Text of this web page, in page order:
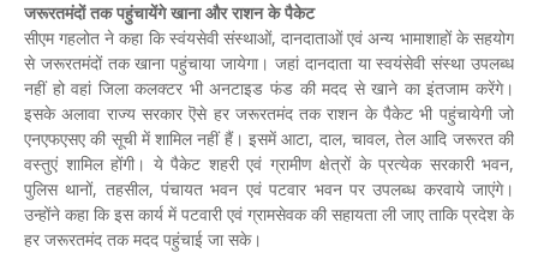
जरूरतमंदाें तक पहुंचायेंगे खाना और राशन के पैकेट
सीएम गहलोत ने कहा कि स्वंयसेवी संस्थाओं, दानदाताओं एवं अन्य भामाशाहों के सहयोग
से जरूरतमंदों तक खाना पहुंचाया जायेगा। जहां दानदाता या स्वयंसेवी संस्था उपलब्ध
नहीं हो वहां जिला कलक्टर भी अनटाइड फंड की मदद से खाने का इंतजाम करेंगे।
इसके अलावा राज्य सरकार ऎसे हर जरूरतमंद तक राशन के पैकेट भी पहुंचायेगी जो
एनएफएसए की सूची में शामिल नहीं हैं। इसमें आटा, दाल, चावल, तेल आदि जरूरत की
वस्तुएं शामिल होंगी। ये पैकेट शहरी एवं ग्रामीण क्षेत्रों के प्रत्येक सरकारी भवन,
पुलिस थानों, तहसील, पंचायत भवन एवं पटवार भवन पर उपलब्ध करवाये जाएंगे।
उन्होंने कहा कि इस कार्य में पटवारी एवं ग्रामसेवक की सहायता ली जाए ताकि प्रदेश के
हर जरूरतमंद तक मदद पहुंचाई जा सके।